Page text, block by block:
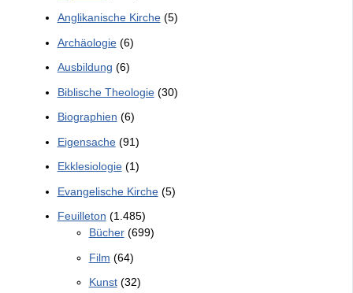
Anglikanische Kirche(5)
Archäologie(6)
Ausbildung (6)
Biblische Theologie(30)
Biographien (6)
Eigensache(91)
Ekklesiologie(1)
Evangelische Kirche(5)
Feuilleton (1.485)
Bücher(699)
Film (64)
Kunst(32)